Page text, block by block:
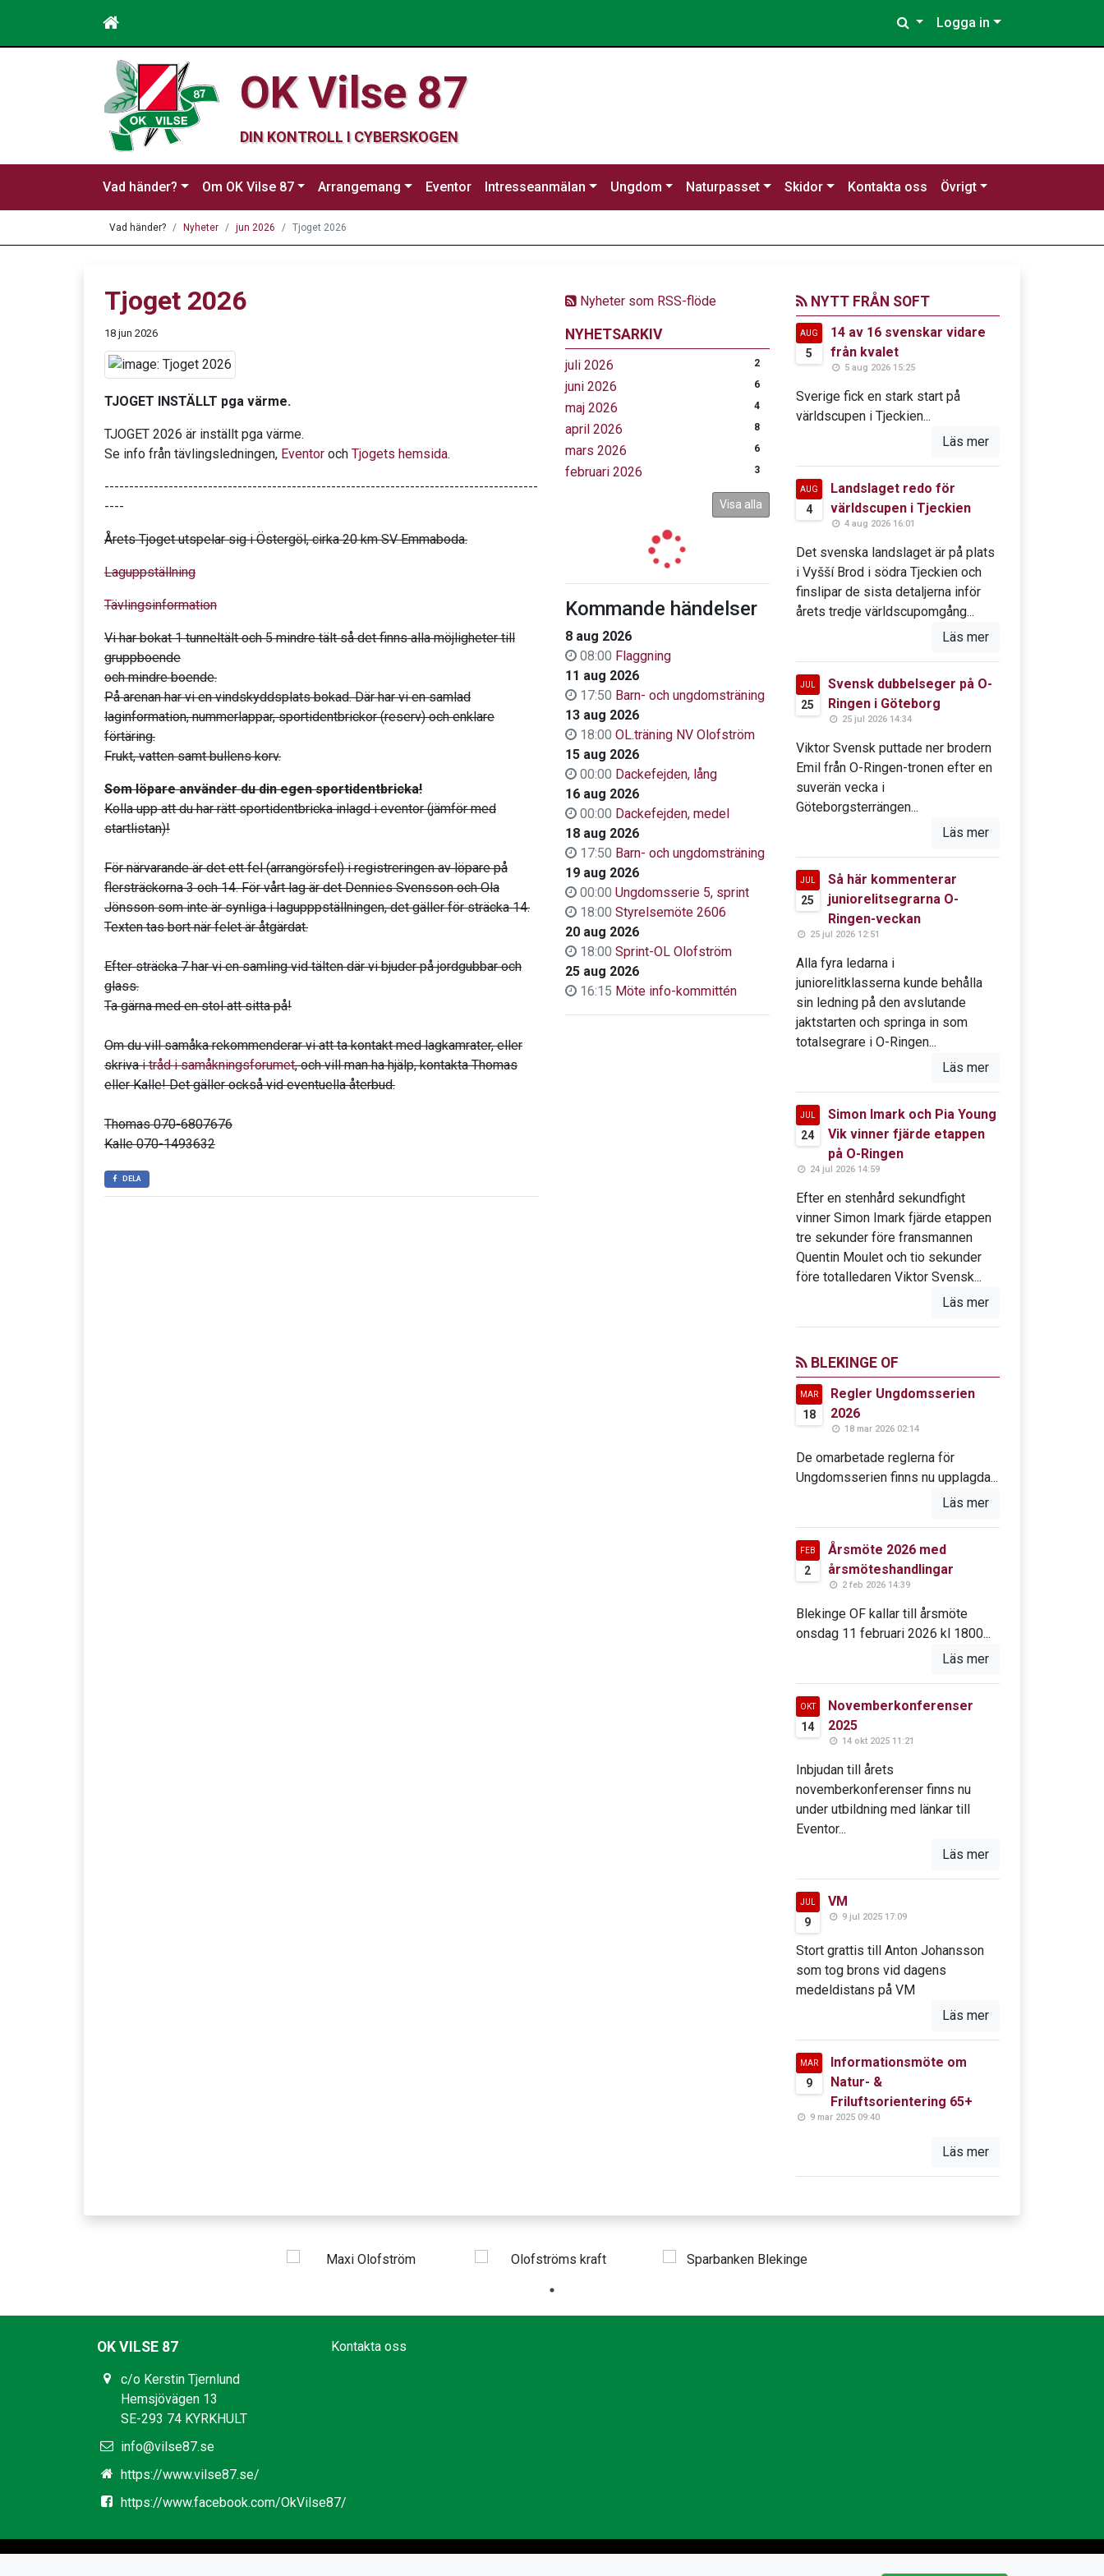
Logga in
OK Vilse 87
DIN KONTROLL I CYBERSKOGEN
Vad händer? Om OK Vilse 87 Arrangemang Eventor Intresseanmälan Ungdom Naturpasset Skidor Kontakta oss Övrigt
Vad händer? Nyheter jun 2026 Tjoget 2026
Nyheter som RSS-flöde
NYHETSARKIV
juli 2026 2
juni 2026 6
maj 2026 4
april 2026 8
mars 2026 6
februari 2026 3
Visa alla
Kommande händelser
8 aug 2026
08:00 Flaggning
11 aug 2026
17:50 Barn- och ungdomsträning
13 aug 2026
18:00 OL.träning NV Olofström
15 aug 2026
00:00 Dackefejden, lång
16 aug 2026
00:00 Dackefejden, medel
18 aug 2026
17:50 Barn- och ungdomsträning
19 aug 2026
00:00 Ungdomsserie 5, sprint
18:00 Styrelsemöte 2606
20 aug 2026
18:00 Sprint-OL Olofström
25 aug 2026
16:15 Möte info-kommittén
Tjoget 2026
18 jun 2026
TJOGET INSTÄLLT pga värme.
TJOGET 2026 är inställt pga värme.
Se info från tävlingsledningen, Eventor och Tjogets hemsida.
----------------------------------------------------------------------------------------
----
Årets Tjoget utspelar sig i Östergöl, cirka 20 km SV Emmaboda.
Laguppställning
Tävlingsinformation
Vi har bokat 1 tunneltält och 5 mindre tält så det finns alla möjligheter till
gruppboende
och mindre boende.
På arenan har vi en vindskyddsplats bokad. Där har vi en samlad
laginformation, nummerlappar, sportidentbrickor (reserv) och enklare
förtäring.
Frukt, vatten samt bullens korv.
Som löpare använder du din egen sportidentbricka!
Kolla upp att du har rätt sportidentbricka inlagd i eventor (jämför med
startlistan)!
För närvarande är det ett fel (arrangörsfel) i registreringen av löpare på
flersträckorna 3 och 14. För vårt lag är det Dennies Svensson och Ola
Jönsson som inte är synliga i lagupppställningen, det gäller för sträcka 14.
Texten tas bort när felet är åtgärdat.
Efter sträcka 7 har vi en samling vid tälten där vi bjuder på jordgubbar och
glass.
Ta gärna med en stol att sitta på!
Om du vill samåka rekommenderar vi att ta kontakt med lagkamrater, eller
skrivai tråd i samåkningsforumet, och vill man ha hjälp, kontakta Thomas
eller Kalle! Det gäller också vid eventuella återbud.
Thomas 070-6807676
Kalle 070-1493632
DELA
NYTT FRÅN SOFT
AUG
5
14 av 16 svenskar vidare
från kvalet
5 aug 2026 15:25
Sverige fick en stark start på
världscupen i Tjeckien...
Läs mer
AUG
4
Landslaget redo för
världscupen i Tjeckien
4 aug 2026 16:01
Det svenska landslaget är på plats
i Vyšší Brod i södra Tjeckien och
finslipar de sista detaljerna inför
årets tredje världscupomgång...
Läs mer
JUL
25
Svensk dubbelseger på O-
Ringen i Göteborg
25 jul 2026 14:34
Viktor Svensk puttade ner brodern
Emil från O-Ringen-tronen efter en
suverän vecka i
Göteborgsterrängen...
Läs mer
JUL
25
Så här kommenterar
juniorelitsegrarna O-
Ringen-veckan
25 jul 2026 12:51
Alla fyra ledarna i
juniorelitklasserna kunde behålla
sin ledning på den avslutande
jaktstarten och springa in som
totalsegrare i O-Ringen...
Läs mer
JUL
24
Simon Imark och Pia Young
Vik vinner fjärde etappen
på O-Ringen
24 jul 2026 14:59
Efter en stenhård sekundfight
vinner Simon Imark fjärde etappen
tre sekunder före fransmannen
Quentin Moulet och tio sekunder
före totalledaren Viktor Svensk...
Läs mer
BLEKINGE OF
MAR
18
Regler Ungdomsserien
2026
18 mar 2026 02:14
De omarbetade reglerna för
Ungdomsserien finns nu upplagda...
Läs mer
FEB
2
Årsmöte 2026 med
årsmöteshandlingar
2 feb 2026 14:39
Blekinge OF kallar till årsmöte
onsdag 11 februari 2026 kl 1800...
Läs mer
OKT
14
Novemberkonferenser
2025
14 okt 2025 11:21
Inbjudan till årets
novemberkonferenser finns nu
under utbildning med länkar till
Eventor...
Läs mer
JUL
9
VM
9 jul 2025 17:09
Stort grattis till Anton Johansson
som tog brons vid dagens
medeldistans på VM
Läs mer
MAR
9
Informationsmöte om
Natur- &
Friluftsorientering 65+
9 mar 2025 09:40
Läs mer
OK VILSE 87
c/o Kerstin Tjernlund
Hemsjövägen 13
SE-293 74 KYRKHULT
info@vilse87.se
https://www.vilse87.se/
https://www.facebook.com/OkVilse87/
Kontakta oss